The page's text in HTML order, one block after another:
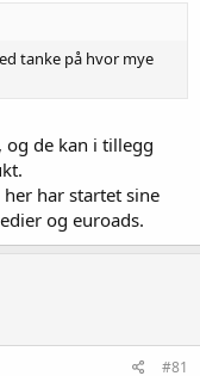
tanke på hvor mye
og de kan i tillegg
har startet sine
og euroads.
#81